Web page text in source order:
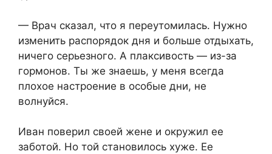
​— Врач сказал, что я переутомилась. Нужно
изменить распорядок дня и больше отдыхать,
ничего серьезного. А плаксивость — из-за
гормонов. Ты же знаешь, у меня всегда
плохое настроение в особые дни, не
волнуйся.​
​Иван поверил своей жене и окружил ее
заботой. Но той становилось хуже. Ее